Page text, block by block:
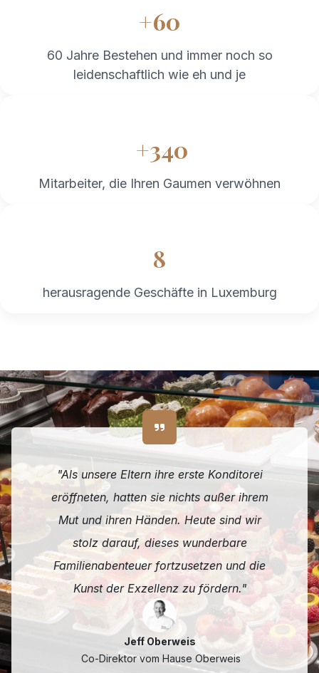
+60
60 Jahre Bestehen und immer noch so
leidenschaftlich wie eh und je
+340
Mitarbeiter, die Ihren Gaumen verwöhnen
​8
herausragende Geschäfte in Luxemburg
"Als unsere Eltern ihre erste Konditorei
eröffneten, hatten sie nichts außer ihrem
Mut und ihren Händen. Heute sind wir
stolz darauf, dieses wunderbare
Familienabenteuer fortzusetzen und die
Kunst der Exzellenz zu fördern."
Jeff Oberweis
Co-Direktor vom Hause Oberweis